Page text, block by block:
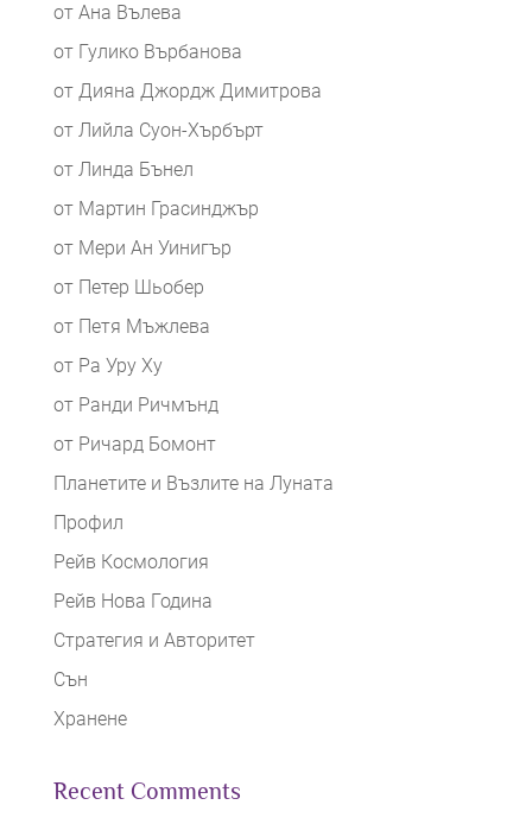
от Ана Вълева
от Гулико Върбанова
от Дияна Джордж Димитрова
от Лийла Суон-Хърбърт
от Линда Бънел
от Мартин Грасинджър
от Мери Ан Уинигър
от Петер Шьобер
от Петя Мъжлева
от Ра Уру Ху
от Ранди Ричмънд
от Ричард Бомонт
Планетите и Възлите на Луната
Профил
Рейв Космология
Рейв Нова Година
Стратегия и Авторитет
Сън
Хранене
Recent Comments